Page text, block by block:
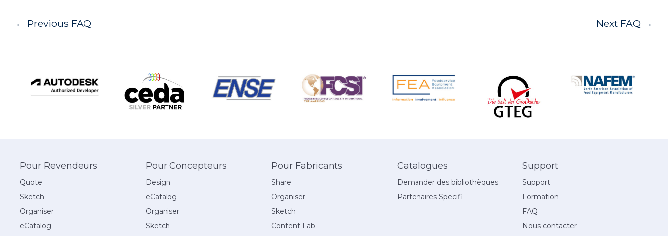
← Previous FAQ Next FAQ →
Pour Revendeurs
Quote
Sketch
Organiser
eCatalog
Pour Concepteurs
Design
eCatalog
Organiser
Sketch
Pour Fabricants
Share
Organiser
Sketch
Content Lab
Catalogues
Demander des bibliothèques
Partenaires Specifi
Support
Support
Formation
FAQ
Nous contacter